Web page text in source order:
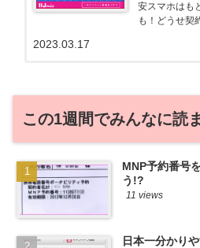
安スマホはも
も！どうせ契
る自身も、
2023.03.17
この1週間でみんなに読
MNP予約番号
う!?
11 views
日本一分かり